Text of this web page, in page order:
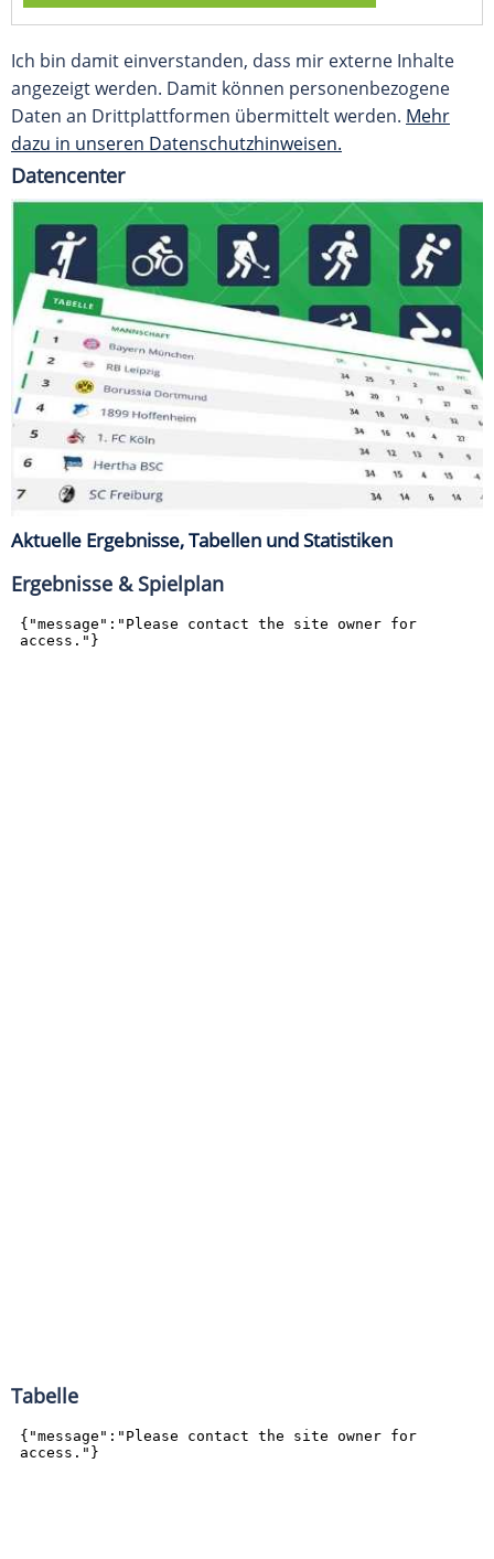
Ich bin damit einverstanden, dass mir externe Inhalte
angezeigt werden. Damit können personenbezogene
Daten an Drittplattformen übermittelt werden. Mehr
dazu in unseren Datenschutzhinweisen.
Datencenter
Aktuelle Ergebnisse, Tabellen und Statistiken
Ergebnisse & Spielplan
Tabelle